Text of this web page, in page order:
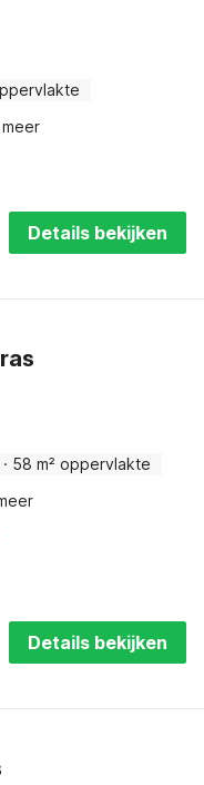
meer
Details bekijken
· 58 m² oppervlakte
Details bekijken